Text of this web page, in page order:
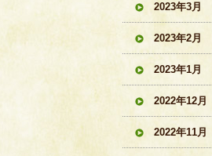
2023年3月
2023年2月
2023年1月
2022年12月
2022年11月